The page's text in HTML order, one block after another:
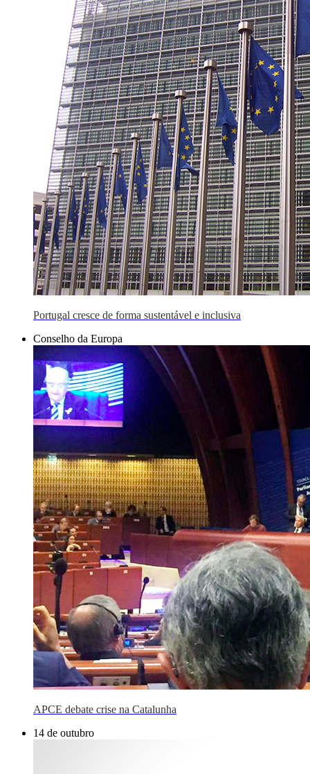
Portugal cresce de forma sustentável e inclusiva
Conselho da Europa
APCE debate crise na Catalunha
14 de outubro